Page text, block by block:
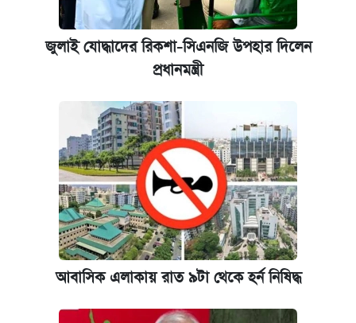
জুলাই যোদ্ধাদের রিকশা-সিএনজি উপহার দিলেন
প্রধানমন্ত্রী
আবাসিক এলাকায় রাত ৯টা থেকে হর্ন নিষিদ্ধ